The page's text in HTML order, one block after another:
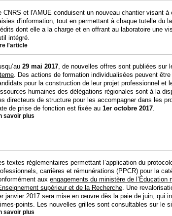
CNRS et l'AMUE conduisent un nouveau chantier visant à
d'information, tout en permettant à chaque tutelle du
dont elle a la charge et en offrant au laboratoire une
intégré.
l'article
29 mai 2017, de nouvelles offres sont publiées sur
. Des actions de formation individualisées peuvent
pour la construction de leur projet professionnel et
humaines des délégations régionales sont à la
directeurs de structure pour les accompagner dans les
de prise de fonction est fixée au 1er octobre 2017.
savoir plus
textes réglementaires permettant l’application du
carrières et rémunérations (PPCR) pour la
aux engagements du ministère de l’Éducation
supérieur et de la Recherche. Une
janvier 2017 sera mise en œuvre dès la paie de juin, qui
points. Les nouvelles grilles sont consultables sur le
savoir plus